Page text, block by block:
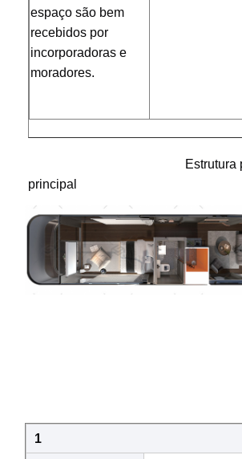
espaço são bem
recebidos por
incorporadoras e
moradores.
Estrutura
principal
1